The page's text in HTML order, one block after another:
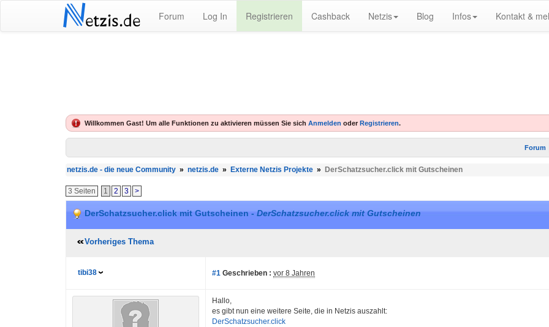
Netzis.de Forum Log In Registrieren Cashback Netzis Blog Infos Kontakt &
Willkommen Gast! Um alle Funktionen zu aktivieren müssen Sie sich Anmelden oder Registrieren.
Forum
netzis.de - die neue Community » netzis.de » Externe Netzis Projekte » DerSchatzsucher.click mit Gutscheinen
3 Seiten 1 2 3 >
DerSchatzsucher.click mit Gutscheinen -DerSchatzsucher.click mit Gutscheinen
Vorheriges Thema
tibi38 #1 Geschrieben : vor 8 Jahren
Hallo,
es gibt nun eine weitere Seite, die in Netzis auszahlt:
DerSchatzsucher.click